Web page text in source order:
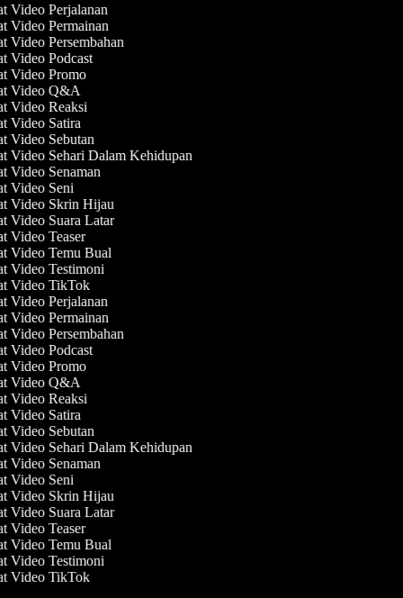
Video Perjalanan
Video Permainan
Video Persembahan
Video Podcast
Video Promo
Video Q&A
Video Reaksi
Video Satira
Video Sebutan
Video Sehari Dalam Kehidupan
Video Senaman
Video Seni
Video Skrin Hijau
Video Suara Latar
Video Teaser
Video Temu Bual
Video Testimoni
Video TikTok
Video Perjalanan
Video Permainan
Video Persembahan
Video Podcast
Video Promo
Video Q&A
Video Reaksi
Video Satira
Video Sebutan
Video Sehari Dalam Kehidupan
Video Senaman
Video Seni
Video Skrin Hijau
Video Suara Latar
Video Teaser
Video Temu Bual
Video Testimoni
Video TikTok